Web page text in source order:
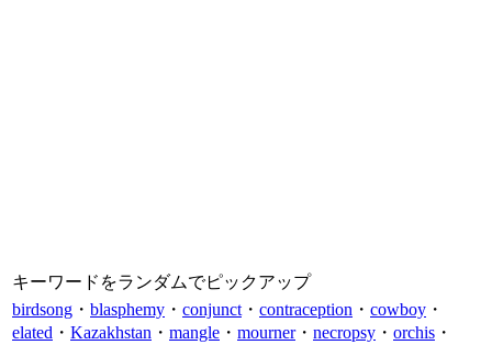
キーワードをランダムでピックアップ
birdsong ・ blasphemy ・ conjunct ・ contraception ・ cowboy ・
elated ・ Kazakhstan ・ mangle ・ mourner・ necropsy ・ orchis ・